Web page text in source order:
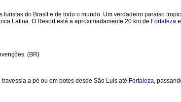
turistas do Brasil e de todo o mundo. Um verdadeiro paraíso
Latina. O Resort está a aproximadamente 20 km de Fortaleza
(BR)
a pé ou em botes desde São Luís até Fortaleza,